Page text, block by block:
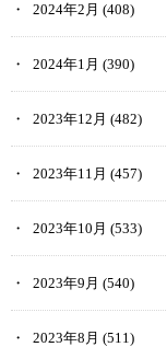
2024年2月 (408)
2024年1月 (390)
2023年12月 (482)
2023年11月 (457)
2023年10月 (533)
2023年9月 (540)
2023年8月 (511)